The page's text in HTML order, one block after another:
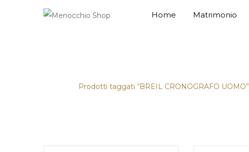
Home Matrimonio
Prodotti taggati “BREIL CRONOGRAFO UOMO”